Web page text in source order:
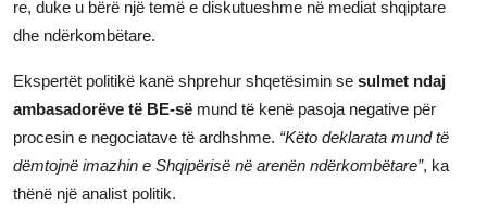
re, duke u bërë një temë e diskutueshme në mediat shqiptare
dhe ndërkombëtare.
Ekspertët politikë kanë shprehur shqetësimin se sulmet ndaj
ambasadorëve të BE-së mund të kenë pasoja negative për
procesin e negociatave të ardhshme. “Këto deklarata mund të
dëmtojnë imazhin e Shqipërisë në arenën ndërkombëtare”, ka
thënë një analist politik.